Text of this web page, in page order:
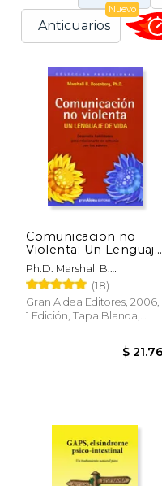
Anticuarios
Nuevo
Comunicacion no
Violenta: Un Lenguaje
de Vida
Ph.D. Marshall B.
Rosenberg
(18)
Gran Aldea Editores, 2006,
1 Edición, Tapa Blanda,